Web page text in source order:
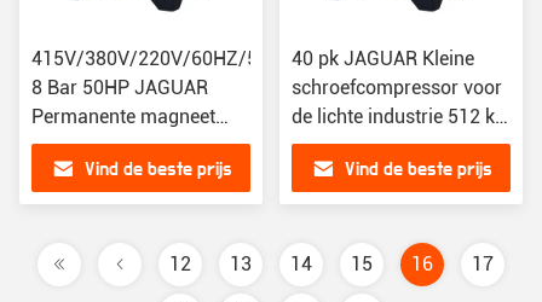
415V/380V/220V/60HZ/50HZ
8 Bar 50HP JAGUAR
Permanente magneet
VSD schroef
luchtcompressor
Vind de beste prijs
40 pk JAGUAR Kleine
schroefcompressor voor
de lichte industrie 512 kg
Verplaatsing 5,0 m3/min
Vind de beste prijs
12 13 14 15 16 17